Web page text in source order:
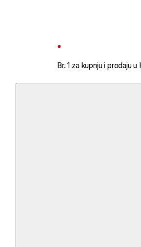
Br. 1 za kupnju i prodaju